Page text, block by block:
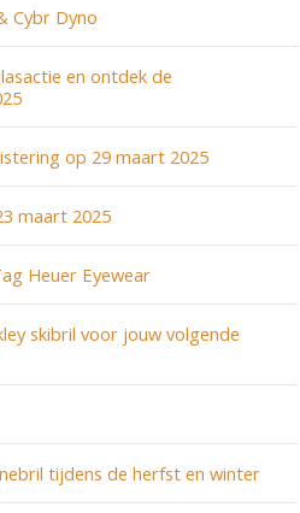
Cybr Dyno
en ontdek de
op 29 maart 2025
maart 2025
Heuer Eyewear
skibril voor jouw volgende
tijdens de herfst en winter